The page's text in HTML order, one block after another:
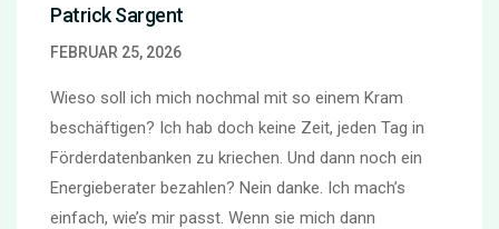
Patrick Sargent
FEBRUAR 25, 2026
Wieso soll ich mich nochmal mit so einem Kram
beschäftigen? Ich hab doch keine Zeit, jeden Tag in
Förderdatenbanken zu kriechen. Und dann noch ein
Energieberater bezahlen? Nein danke. Ich mach’s
einfach, wie’s mir passt. Wenn sie mich dann